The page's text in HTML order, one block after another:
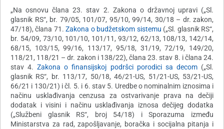
„Na osnovu člana 23. stav 2. Zakona o državnoj upravi („Sl.
glasnik RS“, br. 79/05, 101/07, 95/10, 99/14, 30/18 – dr. zakon,
47/18), člana 71.Zakona o budžetskom sistemu („Sl. glasnik RS“,
br. 54/09, 73/10, 101/10, 101/11, 93/12, 62/13, 108/13, 142/14,
68/15, 103/15, 99/16, 113/17, 95/18, 31/19, 72/19, 149/20,
118/21, 118/21 – dr. zakon i 138/22), člana 23. stav 8. i člana 24.
stav 4.Zakona o finansijskoj podršci porodici sa decom („Sl.
glasnik RS“, br. 113/17, 50/18, 46/21-US, 51/21-US, 53/21-US,
66/21 i 130/21) i čl. 5. i 6. stav 5. Uredbe o nominalnim iznosima i
načinu usklađivanja cenzusa za ostvarivanje prava na dečiji
dodatak i visini i načinu usklađivanja iznosa dečijeg dodatka
(„Službeni glasnik RS“, broj 54/18) i Sporazuma između
Ministarstva za rad, zapošljavanje, boračka i socijalna pitanja i